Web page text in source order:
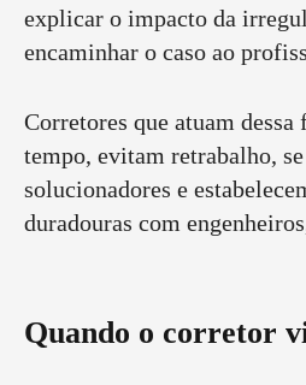
explicar o impacto da
encaminhar o caso ao
Corretores que atuam
tempo, evitam retrabalho,
solucionadores e
duradouras com
Quando o corretor